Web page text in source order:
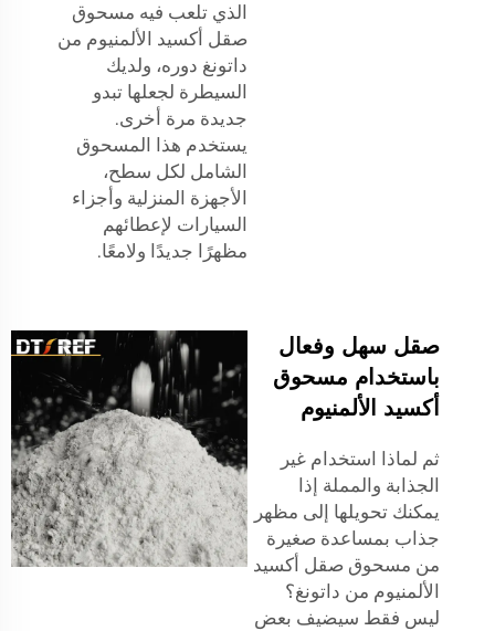
الذي تلعب فيه مسحوق
صقل أكسيد الألمنيوم من
داتونغ دوره، ولديك
السيطرة لجعلها تبدو
جديدة مرة أخرى.
يستخدم هذا المسحوق
الشامل لكل سطح،
الأجهزة المنزلية وأجزاء
السيارات لإعطائهم
مظهرًا جديدًا ولامعًا.
صقل سهل وفعال
باستخدام مسحوق
أكسيد الألمنيوم
ثم لماذا استخدام غير
الجذابة والمملة إذا
يمكنك تحويلها إلى مظهر
جذاب بمساعدة صغيرة
من مسحوق صقل أكسيد
الألمنيوم من داتونغ؟
ليس فقط سيضيف بعض